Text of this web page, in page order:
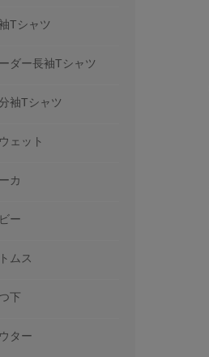
Tシャツ
ダー長袖Tシャツ
袖Tシャツ
ェット
カ
ー
ムス
下
ター